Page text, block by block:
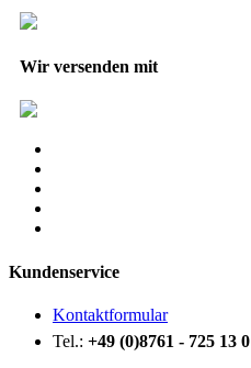
Wir versenden mit
Kundenservice
Kontaktformular
Tel.: +49 (0)8761 - 725 13 0